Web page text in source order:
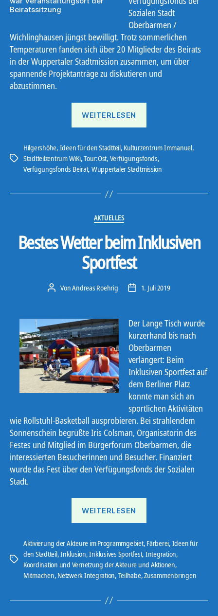
Beiratssitzung
Sozialen Stadt
Oberbarmen /
Wichlinghausen jüngst bewilligt. Trotz sommerlichen
Temperaturen fanden sich über 20 Mitglieder des Beirats
in der Wuppertaler Stadtmission zusammen, um über
spannende Projektanträge zu diskutieren und
abzustimmen.
WEITERLESEN
Schlagwörter
Hilgershöhe, Ideen für den Stadtteil, Kulturzentrum Immanuel,
Stadtteilzentrum WiKi,Tour:Ost, Verfügungsfonds,
Verfügungsfonds Beirat, Wuppertaler Stadtmission
Kategorien
AKTUELLES
Bestes Wetter beim Inklusiven
Sportfest
Beitragsautor
VonAndreas Roehrig Veröffentlichungsdatum
1. Juli 2019
Der Lange Tisch wurde
kurzerhand bis nach
Oberbarmen
verlängert: Beim
Inklusiven Sportfest auf
dem Berliner Platz
konnte man sich an
sportlichen Aktivitäten
wie Rollstuhl-Basketball ausprobieren. Bei strahlendem
Sonnenschein begrüßte Iris Colsman, Organisatorin des
Festes und Mitglied im Bürgerforum Oberbarmen, die
interessierten Besucherinnen und Besucher. Finanziert
wurde das Fest über den Verfügungsfonds der Sozialen
Stadt.
WEITERLESEN
Inklusiven
Sportfest“
Schlagwörter
Aktivierung der Akteure im Programmgebiet, Färberei, Ideen für
den Stadtteil,Inklusion,Inklusives Sportfest, Integration,
Koordination und Vernetzung der Akteure und Aktionen,
Mitmachen, Netzwerk Integration, Teilhabe,Zusammenbringen